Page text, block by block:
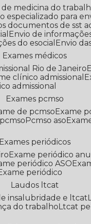
de medicina do
especializado para
documentos de sst
Envio de
do esocial
Envio
Exames médicos
Rio de Janeiro
clínico admissional
admissional
Exames pcmso
de pcmso Exame
Pcmso aso
Exames periódicos
Exame periódico
periódico ASO
Exame periódico
Laudos ltcat
insalubridade e ltcat
do trabalho Ltcat